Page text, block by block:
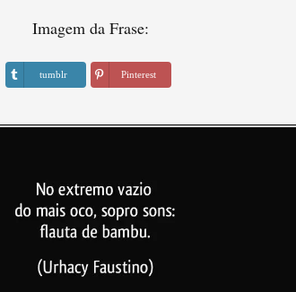
Imagem da Frase:
tumblr Pinterest